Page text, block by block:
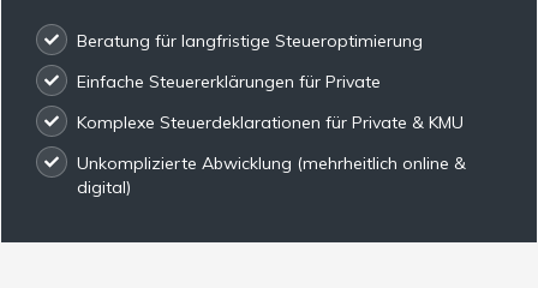
Beratung für langfristige Steueroptimierung
Einfache Steuererklärungen für Private
Komplexe Steuerdeklarationen für Private & KMU
Unkomplizierte Abwicklung (mehrheitlich online &
digital)